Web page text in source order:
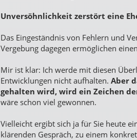
Unversöhnlichkeit zerstört eine
Das Eingeständnis von Fehlern und
Vergebung dagegen ermöglichen
Mir ist klar: Ich werde mit diesen
Entwicklungen nicht aufhalten. Aber
gehalten wird, wird ein Zeichen
wäre schon viel gewonnen.
Vielleicht ergibt sich ja für Sie heute
klärenden Gespräch, zu einem